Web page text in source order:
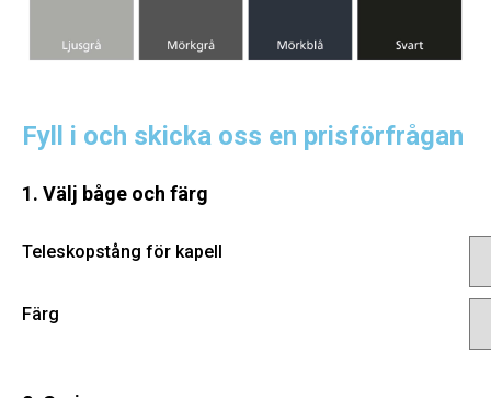
Fyll i och skicka oss en prisförfrågan
1. Välj båge och färg
Teleskopstång för kapell
Färg